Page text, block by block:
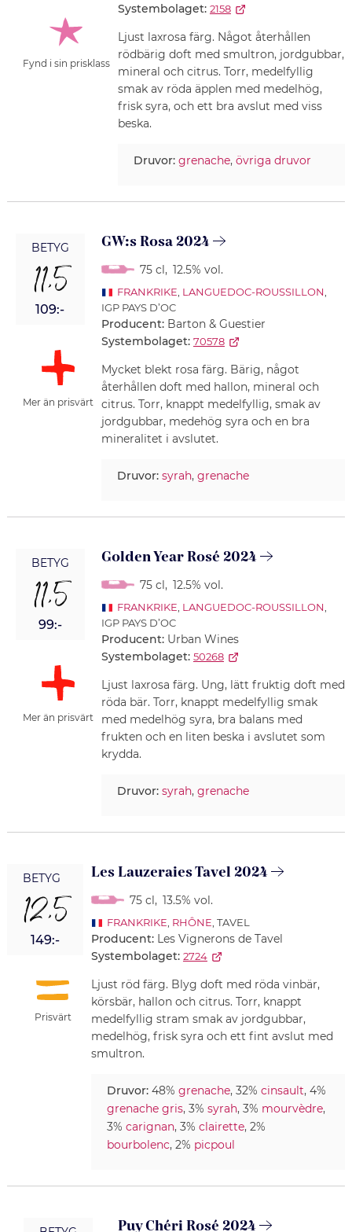
Fynd i sin prisklass
Systembolaget: 2158
Ljust laxrosa färg. Något återhållen
rödbärig doft med smultron, jordgubbar,
mineral och citrus. Torr, medelfyllig
smak av röda äpplen med medelhög,
frisk syra, och ett bra avslut med viss
beska.
Druvor: grenache, övriga druvor
BETYG
11,5
109:-
Mer än prisvärt
GW:s Rosa 2024
75 cl , 12.5% vol.
FRANKRIKE, LANGUEDOC-ROUSSILLON,
IGP PAYS D’OC
Producent: Barton & Guestier
Systembolaget: 70578
Mycket blekt rosa färg. Bärig, något
återhållen doft med hallon, mineral och
citrus. Torr, knappt medelfyllig, smak av
jordgubbar, medehög syra och en bra
mineralitet i avslutet.
Druvor: syrah, grenache
BETYG
11,5
99:-
Mer än prisvärt
Golden Year Rosé 2024
75 cl , 12.5% vol.
FRANKRIKE, LANGUEDOC-ROUSSILLON,
IGP PAYS D’OC
Producent: Urban Wines
Systembolaget: 50268
Ljust laxrosa färg. Ung, lätt fruktig doft med
röda bär. Torr, knappt medelfyllig smak
med medelhög syra, bra balans med
frukten och en liten beska i avslutet som
krydda.
Druvor: syrah, grenache
BETYG
12,5
149:-
Prisvärt
Les Lauzeraies Tavel 2024
75 cl , 13.5% vol.
FRANKRIKE, RHÔNE, TAVEL
Producent: Les Vignerons de Tavel
Systembolaget: 2724
Ljust röd färg. Blyg doft med röda vinbär,
körsbär, hallon och citrus. Torr, knappt
medelfyllig stram smak av jordgubbar,
medelhög, frisk syra och ett fint avslut med
smultron.
Druvor:48% grenache, 32% cinsault, 4%
grenache gris, 3% syrah, 3% mourvèdre,
3% carignan, 3% clairette, 2%
bourbolenc, 2% picpoul
Puy Chéri Rosé 2024